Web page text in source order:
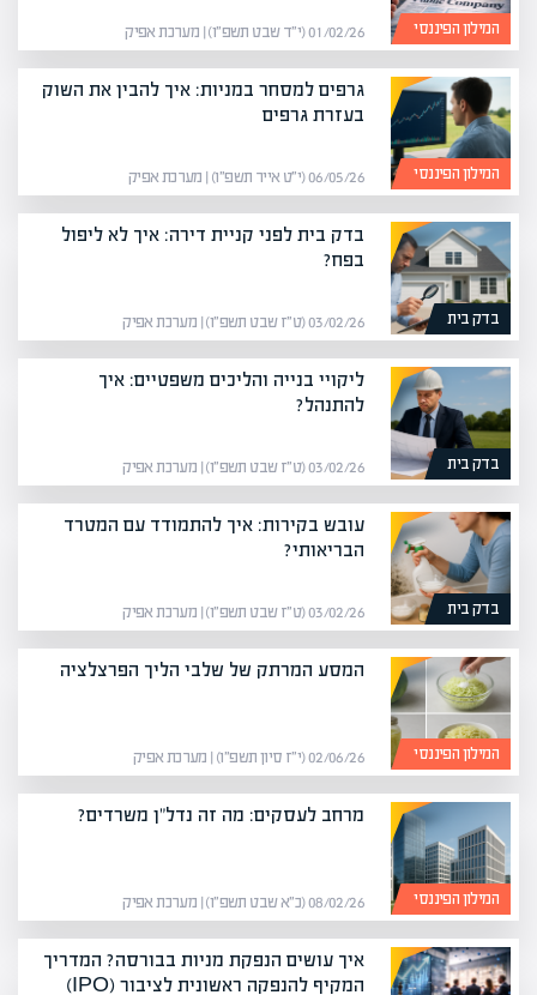
המילון הפיננסי 01/02/26 (י״ד שבט תשפ״ו) | מערכת אפיק
המילון הפיננסי
גרפים למסחר במניות: איך להבין את השוק
בעזרת גרפים
06/05/26 (י״ט אייר תשפ״ו) | מערכת אפיק
בדק בית
בדק בית לפני קניית דירה: איך לא ליפול
בפח?
03/02/26 (ט״ז שבט תשפ״ו) | מערכת אפיק
בדק בית
ליקויי בנייה והליכים משפטיים: איך
להתנהל?
03/02/26 (ט״ז שבט תשפ״ו) | מערכת אפיק
בדק בית
עובש בקירות: איך להתמודד עם המטרד
הבריאותי?
03/02/26 (ט״ז שבט תשפ״ו) | מערכת אפיק
המילון הפיננסי
המסע המרתק של שלבי הליך הפרצלציה
02/06/26 (י״ז סיון תשפ״ו) | מערכת אפיק
המילון הפיננסי
מרחב לעסקים: מה זה נדל"ן משרדים?
08/02/26 (כ״א שבט תשפ״ו) | מערכת אפיק
איך עושים הנפקת מניות בבורסה? המדריך
המקיף להנפקה ראשונית לציבור (IPO)